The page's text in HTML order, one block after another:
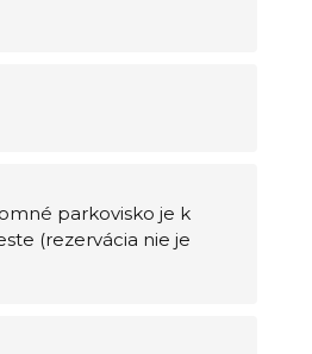
parkovisko je k
(rezervácia nie je